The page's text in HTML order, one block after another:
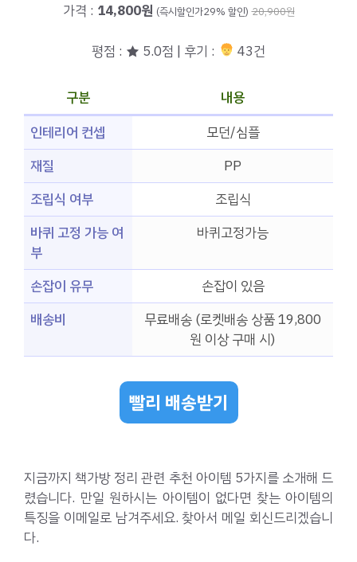
가격 : 14,800원 (즉시할인가29% 할인) 20,900원
평점 : ★ 5.0점 | 후기 : 43건
구분
내용
인테리어 컨셉
모던/심플
재질
PP
조립식 여부
조립식
바퀴 고정 가능 여
부
바퀴고정가능
손잡이 유무
손잡이 있음
배송비
무료배송 (로켓배송 상품 19,800
원 이상 구매 시)
빨리 배송받기
지금까지 책가방 정리 관련 추천 아이템 5가지를 소개해 드
렸습니다. 만일 원하시는 아이템이 없다면 찾는 아이템의
특징을 이메일로 남겨주세요. 찾아서 메일 회신드리겠습니
다.